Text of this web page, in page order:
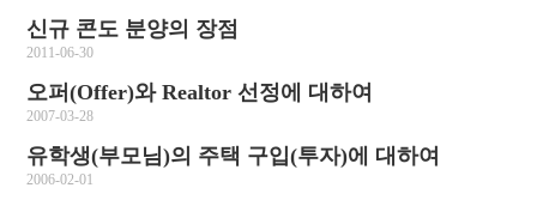
신규 콘도 분양의 장점
2011-06-30
오퍼(Offer)와 Realtor 선정에 대하여
2007-03-28
유학생(부모님)의 주택 구입(투자)에 대하여
2006-02-01